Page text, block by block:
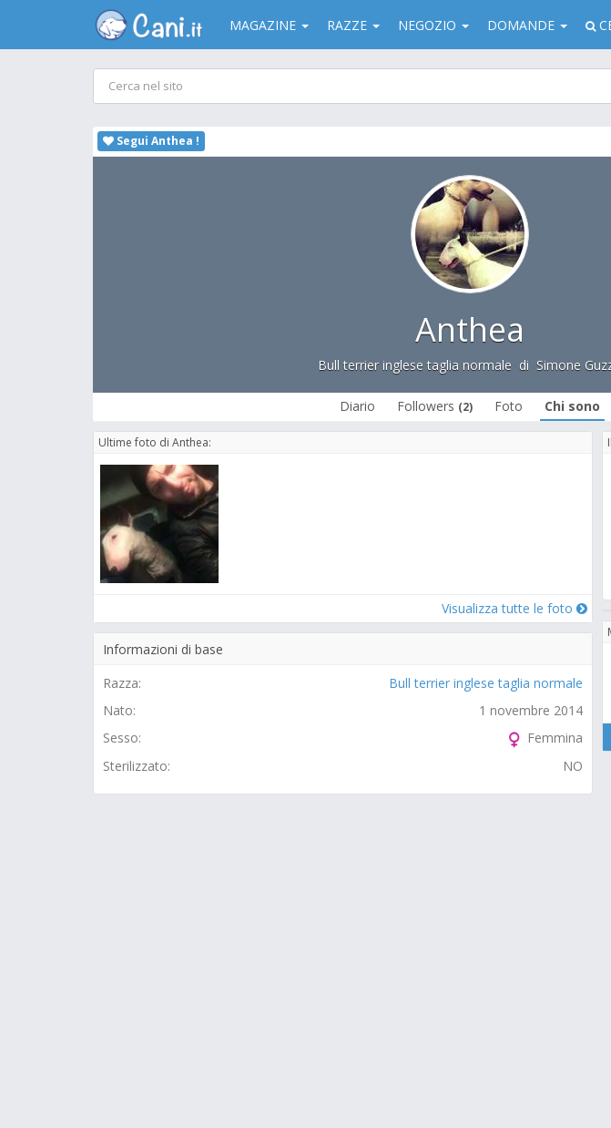
MAGAZINE RAZZE NEGOZIO DOMANDE
Segui Anthea !
Anthea
Bull terrier inglese taglia normale di Simone
Diario Followers (2) Foto Chi sono
Ultime foto di Anthea:
Visualizza tutte le foto
Informazioni di base
Razza:
Bull terrier inglese taglia normale
Nato:
1 novembre 2014
Sesso:
Femmina
Sterilizzato:
NO